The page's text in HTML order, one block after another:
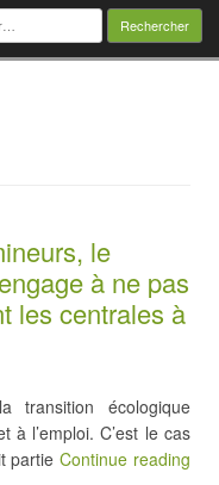
:
to content
le
à ne pas
les centrales à
transition écologique
à l’emploi. C’est le cas
partieContinue reading